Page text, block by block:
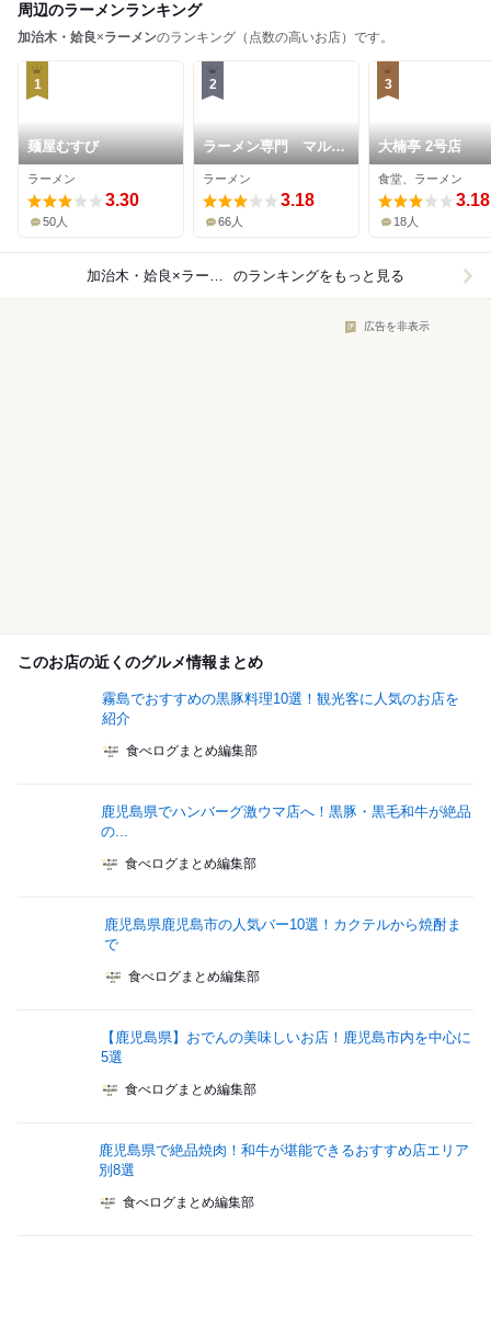
周辺のラーメンランキング
加治木・姶良×ラーメンのランキング（点数の高いお店）です。
1
麺屋むすび
ラーメン
3.30
50人
2
ラーメン専門 マルタ
ケほんき 姶良店
ラーメン
3.18
66人
3
大楠亭 2号店
食堂、ラーメン
3.18
18人
加治木・姶良×ラーメン のランキングをもっと見る
広告を非表示
このお店の近くのグルメ情報まとめ
霧島でおすすめの黒豚料理10選！観光客に人気のお店を
紹介
食べログまとめ編集部
鹿児島県でハンバーグ激ウマ店へ！黒豚・黒毛和牛が絶品
の...
食べログまとめ編集部
鹿児島県鹿児島市の人気バー10選！カクテルから焼酎ま
で
食べログまとめ編集部
【鹿児島県】おでんの美味しいお店！鹿児島市内を中心に
5選
食べログまとめ編集部
鹿児島県で絶品焼肉！和牛が堪能できるおすすめ店エリア
別8選
食べログまとめ編集部